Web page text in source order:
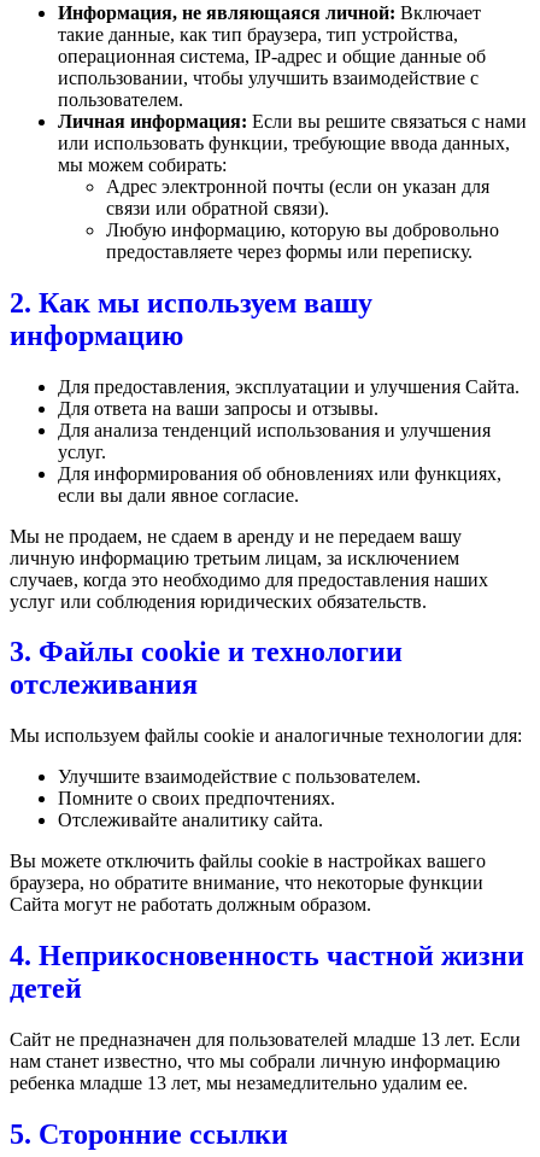
Информация, не являющаяся личной: Включает
такие данные, как тип браузера, тип устройства,
операционная система, IP-адрес и общие данные об
использовании, чтобы улучшить взаимодействие с
пользователем.
Личная информация: Если вы решите связаться с нами
или использовать функции, требующие ввода данных,
мы можем собирать:
Адрес электронной почты (если он указан для
связи или обратной связи).
Любую информацию, которую вы добровольно
предоставляете через формы или переписку.
2. Как мы используем вашу
информацию
Для предоставления, эксплуатации и улучшения Сайта.
Для ответа на ваши запросы и отзывы.
Для анализа тенденций использования и улучшения
услуг.
Для информирования об обновлениях или функциях,
если вы дали явное согласие.
Мы не продаем, не сдаем в аренду и не передаем вашу
личную информацию третьим лицам, за исключением
случаев, когда это необходимо для предоставления наших
услуг или соблюдения юридических обязательств.
3. Файлы cookie и технологии
отслеживания
Мы используем файлы cookie и аналогичные технологии для:
Улучшите взаимодействие с пользователем.
Помните о своих предпочтениях.
Отслеживайте аналитику сайта.
Вы можете отключить файлы cookie в настройках вашего
браузера, но обратите внимание, что некоторые функции
Сайта могут не работать должным образом.
4. Неприкосновенность частной жизни
детей
Сайт не предназначен для пользователей младше 13 лет. Если
нам станет известно, что мы собрали личную информацию
ребенка младше 13 лет, мы незамедлительно удалим ее.
5. Сторонние ссылки